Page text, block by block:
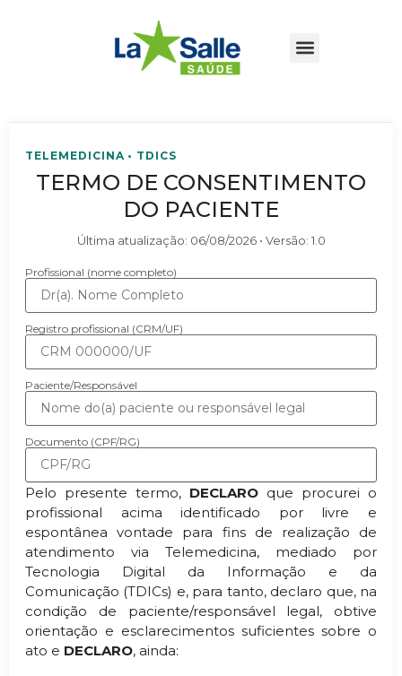
TELEMEDICINA • TDICS
TERMO DE CONSENTIMENTO
DO PACIENTE
Última atualização: 06/08/2026• Versão: 1.0
Profissional (nome completo)
Registro profissional (CRM/UF)
Paciente/Responsável
Documento (CPF/RG)
Pelo presente termo, DECLARO que procurei o
profissional acima identificado por livre e
espontânea vontade para fins de realização de
atendimento via Telemedicina, mediado por
Tecnologia Digital da Informação e da
Comunicação (TDICs) e, para tanto, declaro que, na
condição de paciente/responsável legal, obtive
orientação e esclarecimentos suficientes sobre o
ato e DECLARO, ainda: